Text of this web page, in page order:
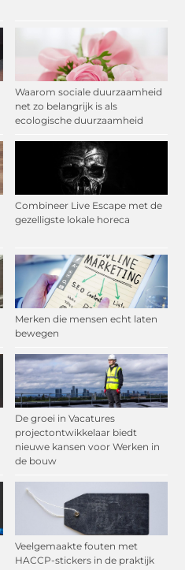
Waarom sociale duurzaamheid
net zo belangrijk is als
ecologische duurzaamheid
Combineer Live Escape met de
gezelligste lokale horeca
Merken die mensen echt laten
bewegen
De groei in Vacatures
projectontwikkelaar biedt
nieuwe kansen voor Werken in
de bouw
Veelgemaakte fouten met
HACCP-stickers in de praktijk